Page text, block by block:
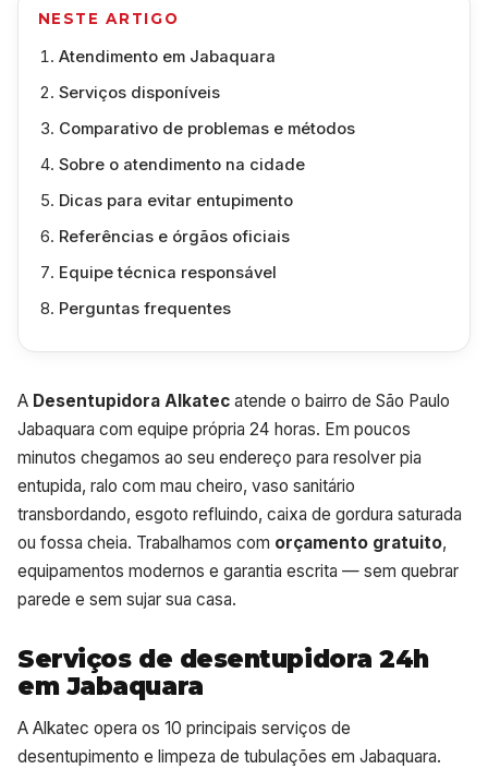
NESTE ARTIGO
Atendimento em Jabaquara
Serviços disponíveis
Comparativo de problemas e métodos
Sobre o atendimento na cidade
Dicas para evitar entupimento
Referências e órgãos oficiais
Equipe técnica responsável
Perguntas frequentes
A Desentupidora Alkatec atende o bairro de São Paulo
Jabaquara com equipe própria 24 horas. Em poucos
minutos chegamos ao seu endereço para resolver pia
entupida, ralo com mau cheiro, vaso sanitário
transbordando, esgoto refluindo, caixa de gordura saturada
ou fossa cheia. Trabalhamos com orçamento gratuito,
equipamentos modernos e garantia escrita — sem quebrar
parede e sem sujar sua casa.
Serviços de desentupidora 24h
em Jabaquara
A Alkatec opera os 10 principais serviços de
desentupimento e limpeza de tubulações em Jabaquara.